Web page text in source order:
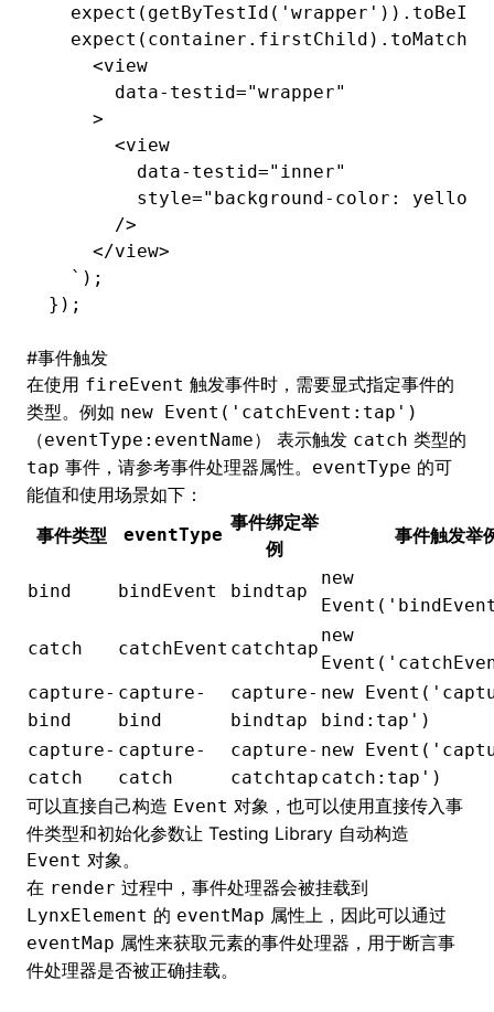
  expect
( getByTestId ( 'wrapper' ))
  expect
( container .firstChild)
    <view
      data-testid="wrapper"
    >
      <view
        data-testid="inner"
style="background-color:
      />
    </view>
  `
);
});
#事件触发
在使用 fireEvent 触发事件时，需要显式指定事件的
类型。例如 new Event('catchEvent:tap')
（eventType:eventName） 表示触发 catch 类型的
tap 事件，请参考事件处理器属性。 eventType 的可
能值和使用场景如下：
事件类型
eventType
事件绑定举
例
事件触发举
bind bindEvent bindtap
new
catch catchEvent catchtap
new
capture-
bind
capture-
bind
capture-
bindtap
new
bind:tap')
capture-
catch
capture-
catch
capture-
catchtap
new
catch:tap')
可以直接自己构造 Event 对象，也可以使用直接传入事
件类型和初始化参数让 Testing Library 自动构造
Event 对象。
在 render 过程中，事件处理器会被挂载到
LynxElement 的 eventMap 属性上，因此可以通过
eventMap 属性来获取元素的事件处理器，用于断言事
件处理器是否被正确挂载。